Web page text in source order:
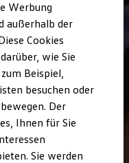
Werbung
außerhalb der
Cookies
wie Sie
Beispiel,
besuchen oder
Der
Ihnen für Sie
Sie werden